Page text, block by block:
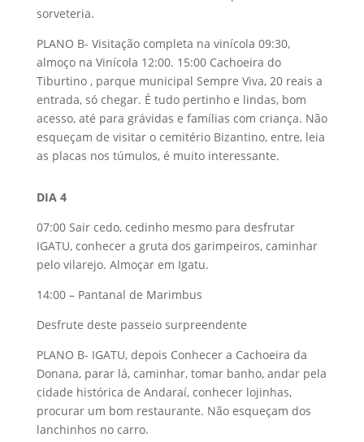
sorveteria.
PLANO B- Visitação completa na vinícola 09:30,
almoço na Vinícola 12:00. 15:00 Cachoeira do
Tiburtino , parque municipal Sempre Viva, 20 reais a
entrada, só chegar. É tudo pertinho e lindas, bom
acesso, até para grávidas e famílias com criança. Não
esqueçam de visitar o cemitério Bizantino, entre, leia
as placas nos túmulos, é muito interessante.
DIA 4
07:00 Sair cedo, cedinho mesmo para desfrutar
IGATU, conhecer a gruta dos garimpeiros, caminhar
pelo vilarejo. Almoçar em Igatu.
14:00 – Pantanal de Marimbus
Desfrute deste passeio surpreendente
PLANO B- IGATU, depois Conhecer a Cachoeira da
Donana, parar lá, caminhar, tomar banho, andar pela
cidade histórica de Andaraí, conhecer lojinhas,
procurar um bom restaurante. Não esqueçam dos
lanchinhos no carro.